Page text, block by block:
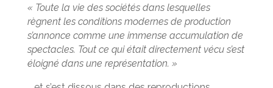
« Toute la vie des sociétés dans lesquelles
règnent les conditions modernes de production
s’annonce comme une immense accumulation de
spectacles. Tout ce qui était directement vécu s’est
éloigné dans une représentation. »